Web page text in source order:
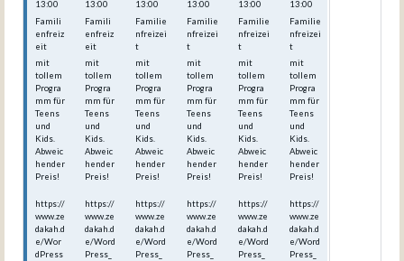
13:00
Famili
enfreiz
eit
mit
tollem
Progra
mm für
Teens
und
Kids.
Abweic
hender
Preis!
https://
www.ze
dakah.d
e/Wor
dPress
13:00
Famili
enfreiz
eit
mit
tollem
Progra
mm für
Teens
und
Kids.
Abweic
hender
Preis!
https://
www.ze
dakah.d
e/Word
Press_
13:00
Familie
nfreizei
t
mit
tollem
Progra
mm für
Teens
und
Kids.
Abweic
hender
Preis!
https://
www.ze
dakah.d
e/Word
Press_
13:00
Familie
nfreizei
t
mit
tollem
Progra
mm für
Teens
und
Kids.
Abweic
hender
Preis!
https://
www.ze
dakah.d
e/Word
Press_
13:00
Familie
nfreizei
t
mit
tollem
Progra
mm für
Teens
und
Kids.
Abweic
hender
Preis!
https://
www.ze
dakah.d
e/Word
Press_
13:00
Familie
nfreizei
t
mit
tollem
Progra
mm für
Teens
und
Kids.
Abweic
hender
Preis!
https://
www.ze
dakah.d
e/Word
Press_